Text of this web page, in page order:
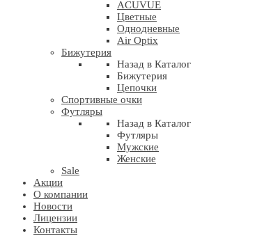
ACUVUE
Цветные
Однодневные
Air Optix
Бижутерия
Назад в Каталог
Бижутерия
Цепочки
Спортивные очки
Футляры
Назад в Каталог
Футляры
Мужские
Женские
Sale
Акции
О компании
Новости
Лицензии
Контакты